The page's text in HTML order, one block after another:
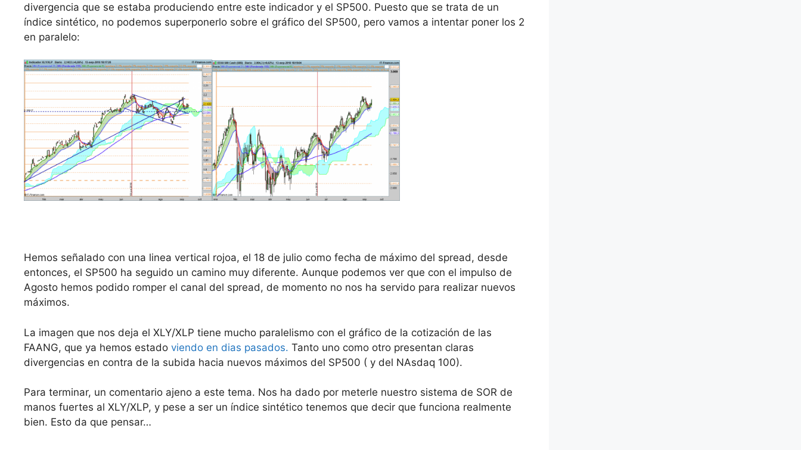
divergencia que se estaba produciendo entre este indicador y el SP500. Puesto que se trata de un
índice sintético, no podemos superponerlo sobre el gráfico del SP500, pero vamos a intentar poner los 2
en paralelo:
Hemos señalado con una linea vertical rojoa, el 18 de julio como fecha de máximo del spread, desde
entonces, el SP500 ha seguido un camino muy diferente. Aunque podemos ver que con el impulso de
Agosto hemos podido romper el canal del spread, de momento no nos ha servido para realizar nuevos
máximos.
La imagen que nos deja el XLY/XLP tiene mucho paralelismo con el gráfico de la cotización de las
FAANG, que ya hemos estado viendo en dias pasados. Tanto uno como otro presentan claras
divergencias en contra de la subida hacia nuevos máximos del SP500 ( y del NAsdaq 100).
Para terminar, un comentario ajeno a este tema. Nos ha dado por meterle nuestro sistema de SOR de
manos fuertes al XLY/XLP, y pese a ser un índice sintético tenemos que decir que funciona realmente
bien. Esto da que pensar…